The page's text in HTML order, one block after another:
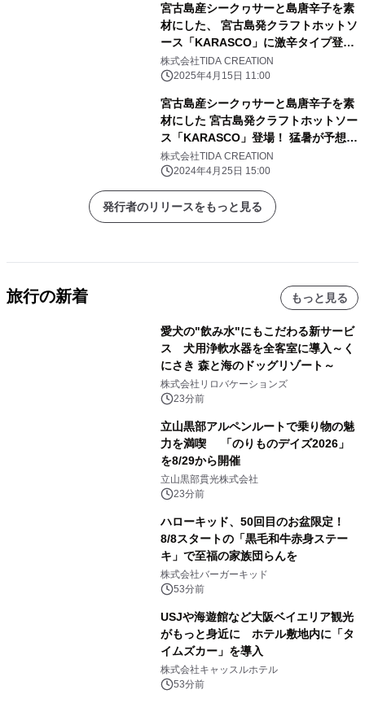
宮古島産シークヮサーと島唐辛子を素
材にした、 宮古島発クラフトホットソ
ース「KARASCO」に激辛タイプ登
場！ 激辛好きにたまらない辛さに調
合！
株式会社TIDA CREATION
2025年4月15日 11:00
宮古島産シークヮサーと島唐辛子を素
材にした 宮古島発クラフトホットソー
ス「KARASCO」登場！ 猛暑が予想さ
れる夏本番に向けて販売促進を実施
株式会社TIDA CREATION
2024年4月25日 15:00
発行者のリリースをもっと見る
旅行の新着 もっと見る
愛犬の"飲み水"にもこだわる新サービ
ス 犬用浄軟水器を全客室に導入～く
にさき 森と海のドッグリゾート～
株式会社リロバケーションズ
23分前
立山黒部アルペンルートで乗り物の魅
力を満喫 「のりものデイズ2026」
を8/29から開催
立山黒部貫光株式会社
23分前
ハローキッド、50回目のお盆限定！
8/8スタートの「黒毛和牛赤身ステー
キ」で至福の家族団らんを
株式会社バーガーキッド
53分前
USJや海遊館など大阪ベイエリア観光
がもっと身近に ホテル敷地内に「タ
イムズカー」を導入
株式会社キャッスルホテル
53分前